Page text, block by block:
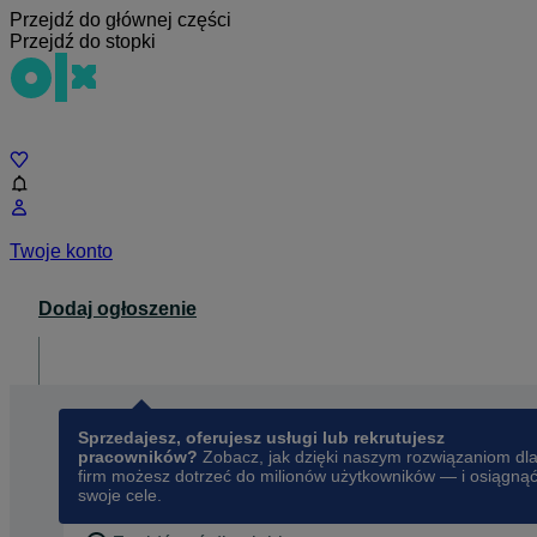
Przejdź do głównej części
Przejdź do stopki
Twoje konto
Dodaj ogłoszenie
Sprzedajesz, oferujesz usługi lub rekrutujesz
pracowników? Zobacz, jak dzięki naszym rozwiązaniom dla
firm możesz dotrzeć do milionów użytkowników — i osiągnąć
swoje cele.